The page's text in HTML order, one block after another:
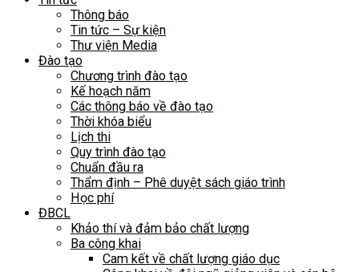
Thông báo
Tin tức – Sự kiện
Thư viện Media
Đào tạo
Chương trình đào tạo
Kế hoạch năm
Các thông báo về đào tạo
Thời khóa biểu
Lịch thi
Quy trình đào tạo
Chuẩn đầu ra
Thẩm định – Phê duyệt sách giáo trình
Học phí
ĐBCL
Khảo thí và đảm bảo chất lượng
Ba công khai
Cam kết về chất lượng giáo dục